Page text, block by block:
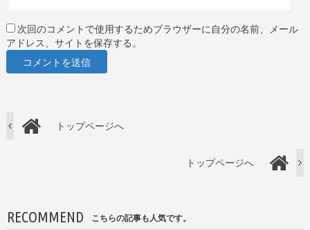
次回のコメントで使用するためブラウザーに自分の名前、メール
アドレス、サイトを保存する。
トップページへ
トップページへ
RECOMMEND こちらの記事も人気です。